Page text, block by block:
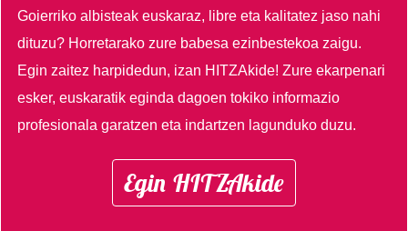
Goierriko albisteak euskaraz, libre eta kalitatez jaso nahi
dituzu? Horretarako zure babesa ezinbestekoa zaigu.
Egin zaitez harpidedun, izan HITZAkide!Zure ekarpenari
esker, euskaratik eginda dagoen tokiko informazio
profesionala garatzen eta indartzen lagunduko duzu.
Egin HITZAkide